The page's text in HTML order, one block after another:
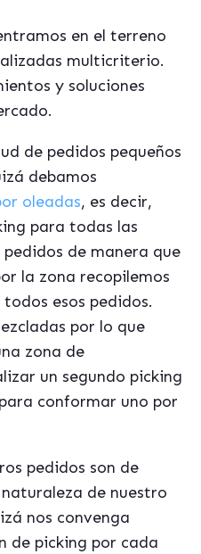
en el terreno
multicriterio.
y soluciones
de pedidos pequeños
debamos
oleadas, es decir,
para todas las
de manera que
la zona recopilemos
esos pedidos.
por lo que
zona de
un segundo picking
conformar uno por
pedidos son de
de nuestro
nos convenga
de picking por cada